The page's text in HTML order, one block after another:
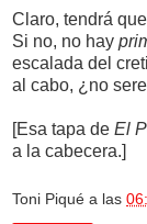
Claro, tendrá
Si no, no hay
escalada del
al cabo, ¿no
[Esa tapa de El
a la cabecera.]
Toni Piqué a las